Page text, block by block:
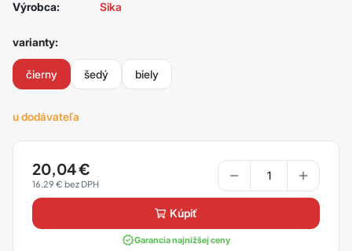
Výrobca:
Sika
varianty:
čierny šedý biely
u dodávateľa
20,04€
16,29 €
kúpiť
Garancia najnižšej ceny